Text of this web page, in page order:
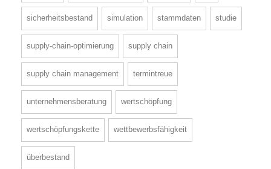
sicherheitsbestand simulation stammdaten studie
supply-chain-optimierung supply chain
supply chain management termintreue
unternehmensberatung wertschöpfung
wertschöpfungskette wettbewerbsfähigkeit
überbestand